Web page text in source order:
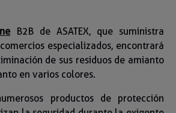
B2B de ASATEX, que suministra
especializados, encontrará
de sus residuos de amianto
en varios colores.
productos de protección